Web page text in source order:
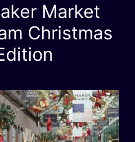
Market
Christmas